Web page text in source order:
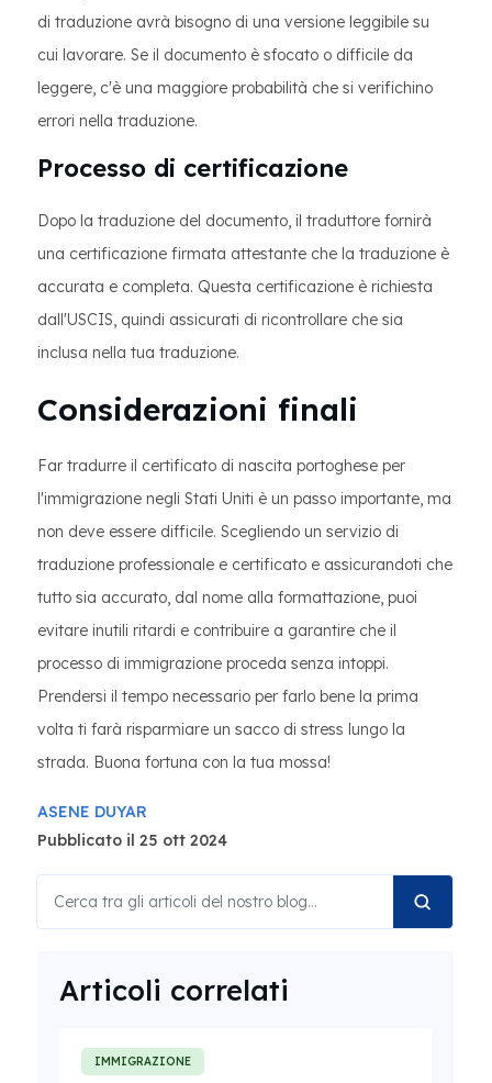
di traduzione avrà bisogno di una versione leggibile su
cui lavorare. Se il documento è sfocato o difficile da
leggere, c'è una maggiore probabilità che si verifichino
errori nella traduzione.
Processo di certificazione
Dopo la traduzione del documento, il traduttore fornirà
una certificazione firmata attestante che la traduzione è
accurata e completa. Questa certificazione è richiesta
dall'USCIS, quindi assicurati di ricontrollare che sia
inclusa nella tua traduzione.
Considerazioni finali
Far tradurre il certificato di nascita portoghese per
l'immigrazione negli Stati Uniti è un passo importante, ma
non deve essere difficile. Scegliendo un servizio di
traduzione professionale e certificato e assicurandoti che
tutto sia accurato, dal nome alla formattazione, puoi
evitare inutili ritardi e contribuire a garantire che il
processo di immigrazione proceda senza intoppi.
Prendersi il tempo necessario per farlo bene la prima
volta ti farà risparmiare un sacco di stress lungo la
strada. Buona fortuna con la tua mossa!
ASENE DUYAR
Pubblicato il 25 ott 2024
Articoli correlati
IMMIGRAZIONE